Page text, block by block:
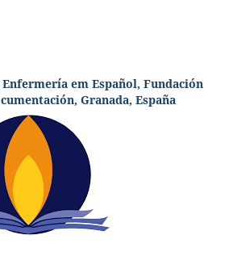
Enfermería em Español, Fundación
Granada, España